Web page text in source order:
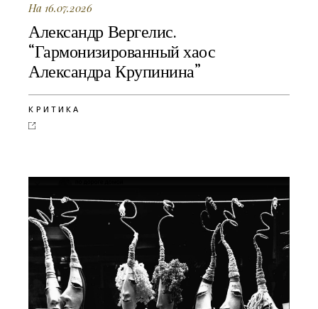
На 16.07.2026
Александр Вергелис.
“Гармонизированный хаос
Александра Крупинина”
КРИТИКА